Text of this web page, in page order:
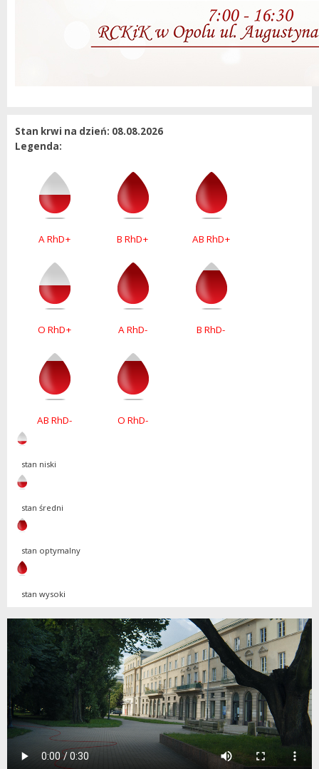
Stan krwi na dzień: 08.08.2026
Legenda:
A RhD+ B RhD+ AB RhD+
O RhD+ A RhD- B RhD-
AB RhD- O RhD-
stan niski
stan średni
stan optymalny
stan wysoki